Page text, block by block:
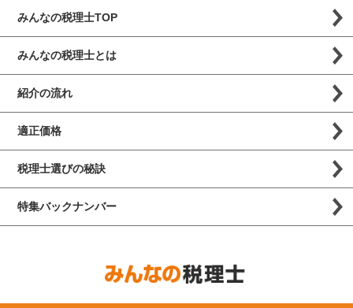
みんなの税理士TOP
みんなの税理士とは
紹介の流れ
適正価格
税理士選びの秘訣
特集バックナンバー